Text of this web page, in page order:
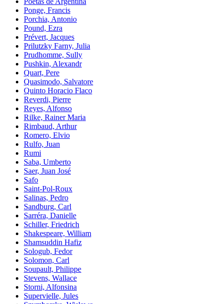
Ponge, Francis
Porchia, Antonio
Pound, Ezra
Prévert, Jacques
Prilutzky Farny, Julia
Prudhomme, Sully
Pushkin, Alexandr
Quart, Pere
Quasimodo, Salvatore
Quinto Horacio Flaco
Reverdi, Pierre
Reyes, Alfonso
Rilke, Rainer Maria
Rimbaud, Arthur
Romero, Elvio
Rulfo, Juan
Rumi
Saba, Umberto
Saer, Juan José
Safo
Saint-Pol-Roux
Salinas, Pedro
Sandburg, Carl
Sarréra, Danielle
Schiller, Friedrich
Shakespeare, William
Shamsuddin Hafiz
Sologub, Fedor
Solomon, Carl
Soupault, Philippe
Stevens, Wallace
Storni, Alfonsina
Supervielle, Jules